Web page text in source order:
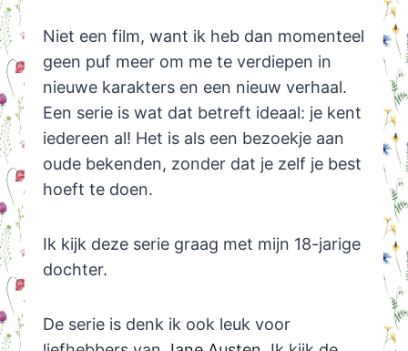
Niet een film, want ik heb dan momenteel
geen puf meer om me te verdiepen in
nieuwe karakters en een nieuw verhaal.
Een serie is wat dat betreft ideaal: je kent
iedereen al! Het is als een bezoekje aan
oude bekenden, zonder dat je zelf je best
hoeft te doen.
Ik kijk deze serie graag met mijn 18-jarige
dochter.
De serie is denk ik ook leuk voor